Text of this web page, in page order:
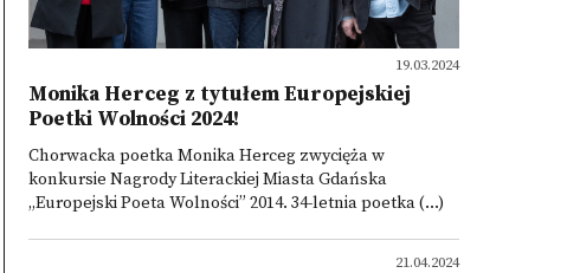
19.03.2024
Monika Herceg z tytułem Europejskiej
Poetki Wolności 2024!
Chorwacka poetka Monika Herceg zwycięża w
konkursie Nagrody Literackiej Miasta Gdańska
„Europejski Poeta Wolności” 2014. 34-letnia poetka (...)
21.04.2024